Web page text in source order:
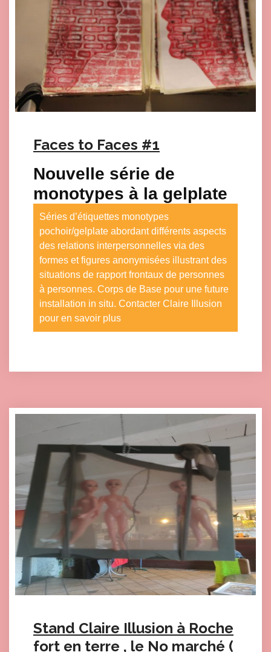
Faces to Faces #1
Nouvelle série de
monotypes à la gelplate
Séries d’étiquettes monotypes
pochoir/gelplate abordant différents aspects
des relations interpersonnelles via des
formes et figures anonymisées illustrant des
situations de rapport frontaux de personnes
à personnes. Corps de Base pour une future
installation in situ. Contacter Claire Illusion
pour en savoir plus
Stand Claire Illusion à Roche
fort en terre , le No marché (